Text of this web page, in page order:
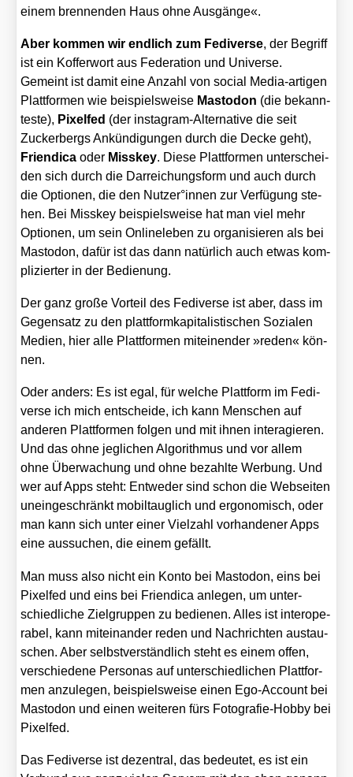
einem bren­nen­den Haus ohne Aus­gän­ge«.
Aber kom­men wir end­lich zum Fedi­ver­se, der Begriff
ist ein Kof­fer­wort aus Fede­ra­ti­on und Uni­ver­se.
Gemeint ist damit eine Anzahl von social Media-arti­gen
Platt­for­men wie bei­spiels­wei­se Mast­o­don (die bekann­
tes­te), Pixel­fed (der insta­gram-Alter­na­ti­ve die seit
Zucker­bergs Ankün­di­gun­gen durch die Decke geht),
Fri­en­di­ca oder Miss­key. Die­se Platt­for­men unter­schei­
den sich durch die Dar­rei­chungs­form und auch durch
die Optio­nen, die den Nutzer°innen zur Ver­fü­gung ste­
hen. Bei Miss­key bei­spiels­wei­se hat man viel mehr
Optio­nen, um sein Online­le­ben zu orga­ni­sie­ren als bei
Mast­o­don, dafür ist das dann natür­lich auch etwas kom­
pli­zier­ter in der Bedie­nung.
Der ganz gro­ße Vor­teil des Fedi­ver­se ist aber, dass im
Gegen­satz zu den platt­form­ka­pi­ta­lis­ti­schen Sozia­len
Medi­en, hier alle Platt­for­men mit­ei­nen­der »reden« kön­
nen.
Oder anders: Es ist egal, für wel­che Platt­form im Fedi­
ver­se ich mich ent­schei­de, ich kann Men­schen auf
ande­ren Platt­for­men fol­gen und mit ihnen inter­agie­ren.
Und das ohne jeg­li­chen Algo­rith­mus und vor allem
ohne Über­wa­chung und ohne bezahl­te Wer­bung. Und
wer auf Apps steht: Ent­we­der sind schon die Web­sei­ten
unein­ge­schränkt mobil­taug­lich und ergo­no­misch, oder
man kann sich unter einer Viel­zahl vor­han­de­ner Apps
eine aus­su­chen, die einem gefällt.
Man muss also nicht ein Kon­to bei Mast­o­don, eins bei
Pixel­fed und eins bei Fri­en­di­ca anle­gen, um unter­
schied­li­che Ziel­grup­pen zu bedie­nen. Alles ist inter­ope­
ra­bel, kann mit­ein­an­der reden und Nach­rich­ten aus­tau­
schen. Aber selbst­ver­ständ­lich steht es einem offen,
ver­schie­de­ne Per­so­nas auf unter­schied­li­chen Platt­for­
men anzu­le­gen, bei­spiels­wei­se einen Ego-Account bei
Mast­o­don und einen wei­te­ren fürs Foto­gra­fie-Hob­by bei
Pixel­fed.
Das Fedi­ver­se ist dezen­tral, das bedeu­tet, es ist ein